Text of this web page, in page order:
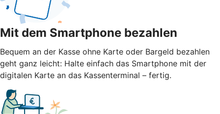
Mit dem Smartphone bezahlen
Bequem an der Kasse ohne Karte oder Bargeld bezahlen
geht ganz leicht: Halte einfach das Smartphone mit der
digitalen Karte an das Kassenterminal – fertig.